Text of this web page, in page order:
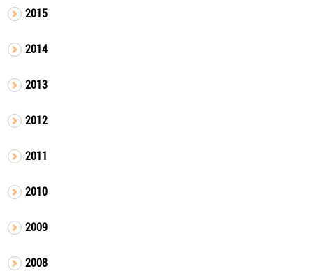
2015
2014
2013
2012
2011
2010
2009
2008